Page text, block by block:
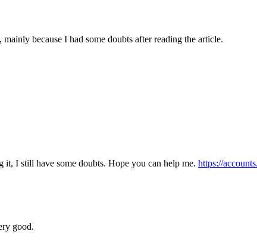
because I had some doubts after reading the article.
I still have some doubts. Hope you can help me. https://
good.